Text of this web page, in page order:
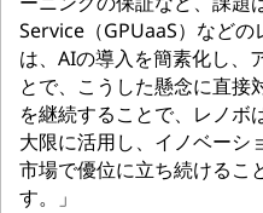
Service（GPUaaS）などの
は、AIの導入を簡素化し、
とで、こうした懸念に直接
を継続することで、レノボ
大限に活用し、イノベーシ
市場で優位に立ち続けるこ
す。」